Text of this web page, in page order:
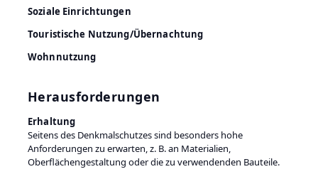
Soziale Einrichtungen
Touristische Nutzung/Übernachtung
Wohnnutzung
Herausforderungen
Erhaltung
Seitens des Denkmalschutzes sind besonders hohe
Anforderungen zu erwarten, z. B. an Materialien,
Oberflächengestaltung oder die zu verwendenden Bauteile.